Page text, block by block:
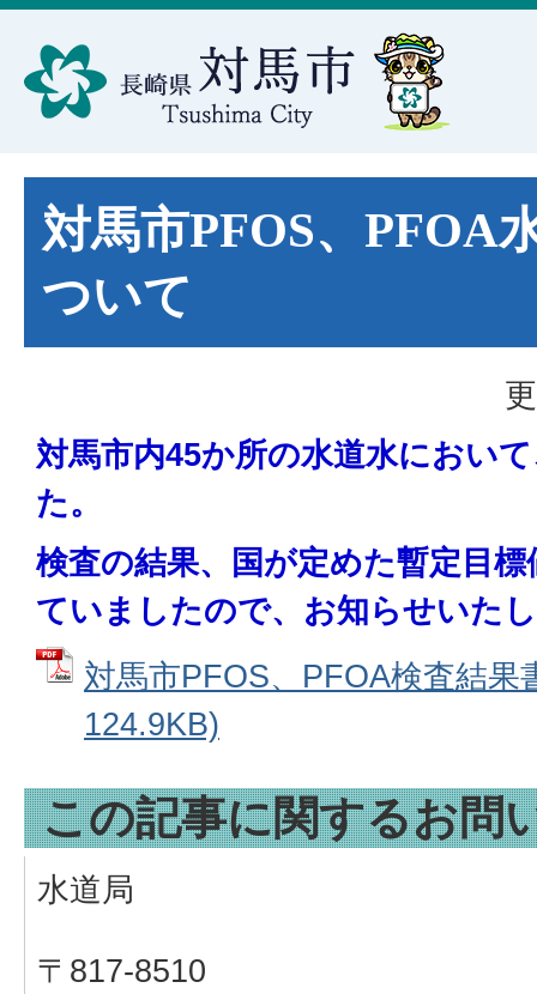
対馬市PFOS、PFOA
ついて
対馬市内45か所の水道水におい
た。
検査の結果、国が定めた暫定目
ていましたので、お知らせいた
対馬市PFOS、PFOA検査結
124.9KB)
この記事に関するお問
水道局
〒817-8510